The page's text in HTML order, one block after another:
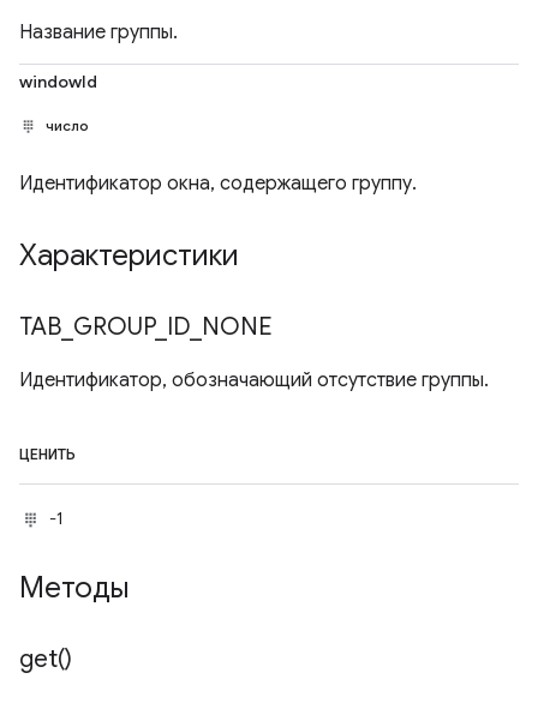
Название группы.
windowId
число
Идентификатор окна, содержащего группу.
Характеристики
TAB GROUP_ ID NONE
Идентификатор, обозначающий отсутствие группы.
ЦЕНИТЬ
-1
Методы
get()